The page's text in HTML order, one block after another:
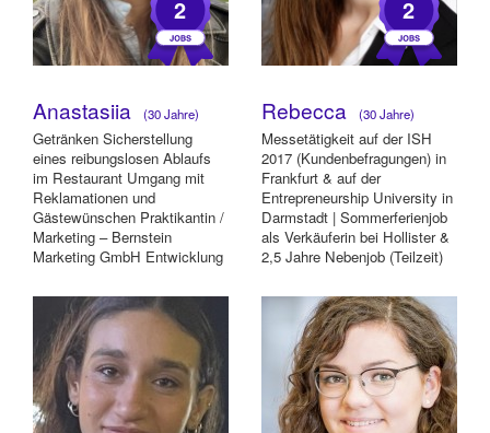
2
Anastasiia (30 Jahre)
Getränken Sicherstellung
eines reibungslosen Ablaufs
im Restaurant Umgang mit
Reklamationen und
Gästewünschen Praktikantin /
Marketing – Bernstein
Marketing GmbH Entwicklung
2
Rebecca (30 Jahre)
Messetätigkeit auf der ISH
2017 (Kundenbefragungen) in
Frankfurt & auf der
Entrepreneurship University in
Darmstadt | Sommerferienjob
als Verkäuferin bei Hollister &
2,5 Jahre Nebenjob (Teilzeit)